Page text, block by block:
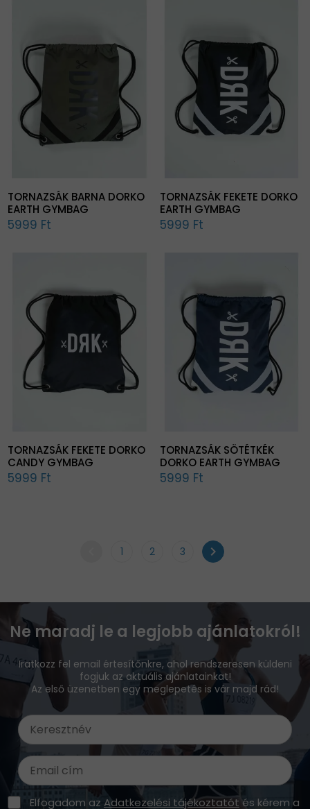
TORNAZSÁK BARNA DORKO
EARTH GYMBAG
5999 Ft
TORNAZSÁK FEKETE DORKO
EARTH GYMBAG
5999 Ft
TORNAZSÁK FEKETE DORKO
CANDY GYMBAG
5999 Ft
TORNAZSÁK SÖTÉTKÉK
DORKO EARTH GYMBAG
5999 Ft
1 2 3 chevron_right
Ne maradj le a legjobb ajánlatokról!
Iratkozz fel email értesítőnkre, ahol rendszeresen küldeni
fogjuk az aktuális ajánlatainkat!
Az első üzenetben egy meglepetés is vár majd rád!
Elfogadom az Adatkezelési tájékoztatót és kérem a